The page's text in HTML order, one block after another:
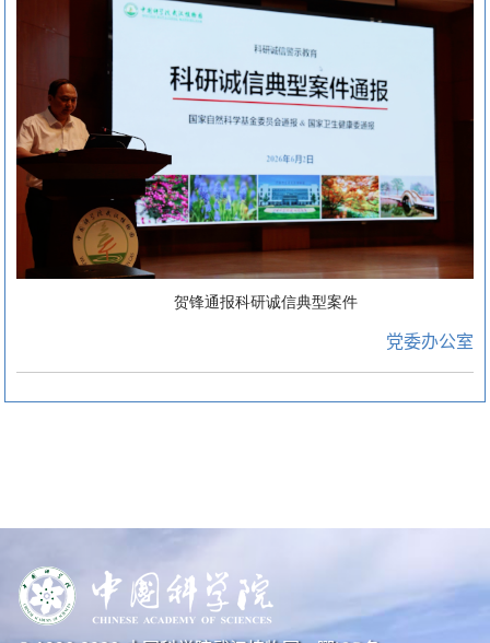
贺锋通报科研诚信典型案件
党委办公室